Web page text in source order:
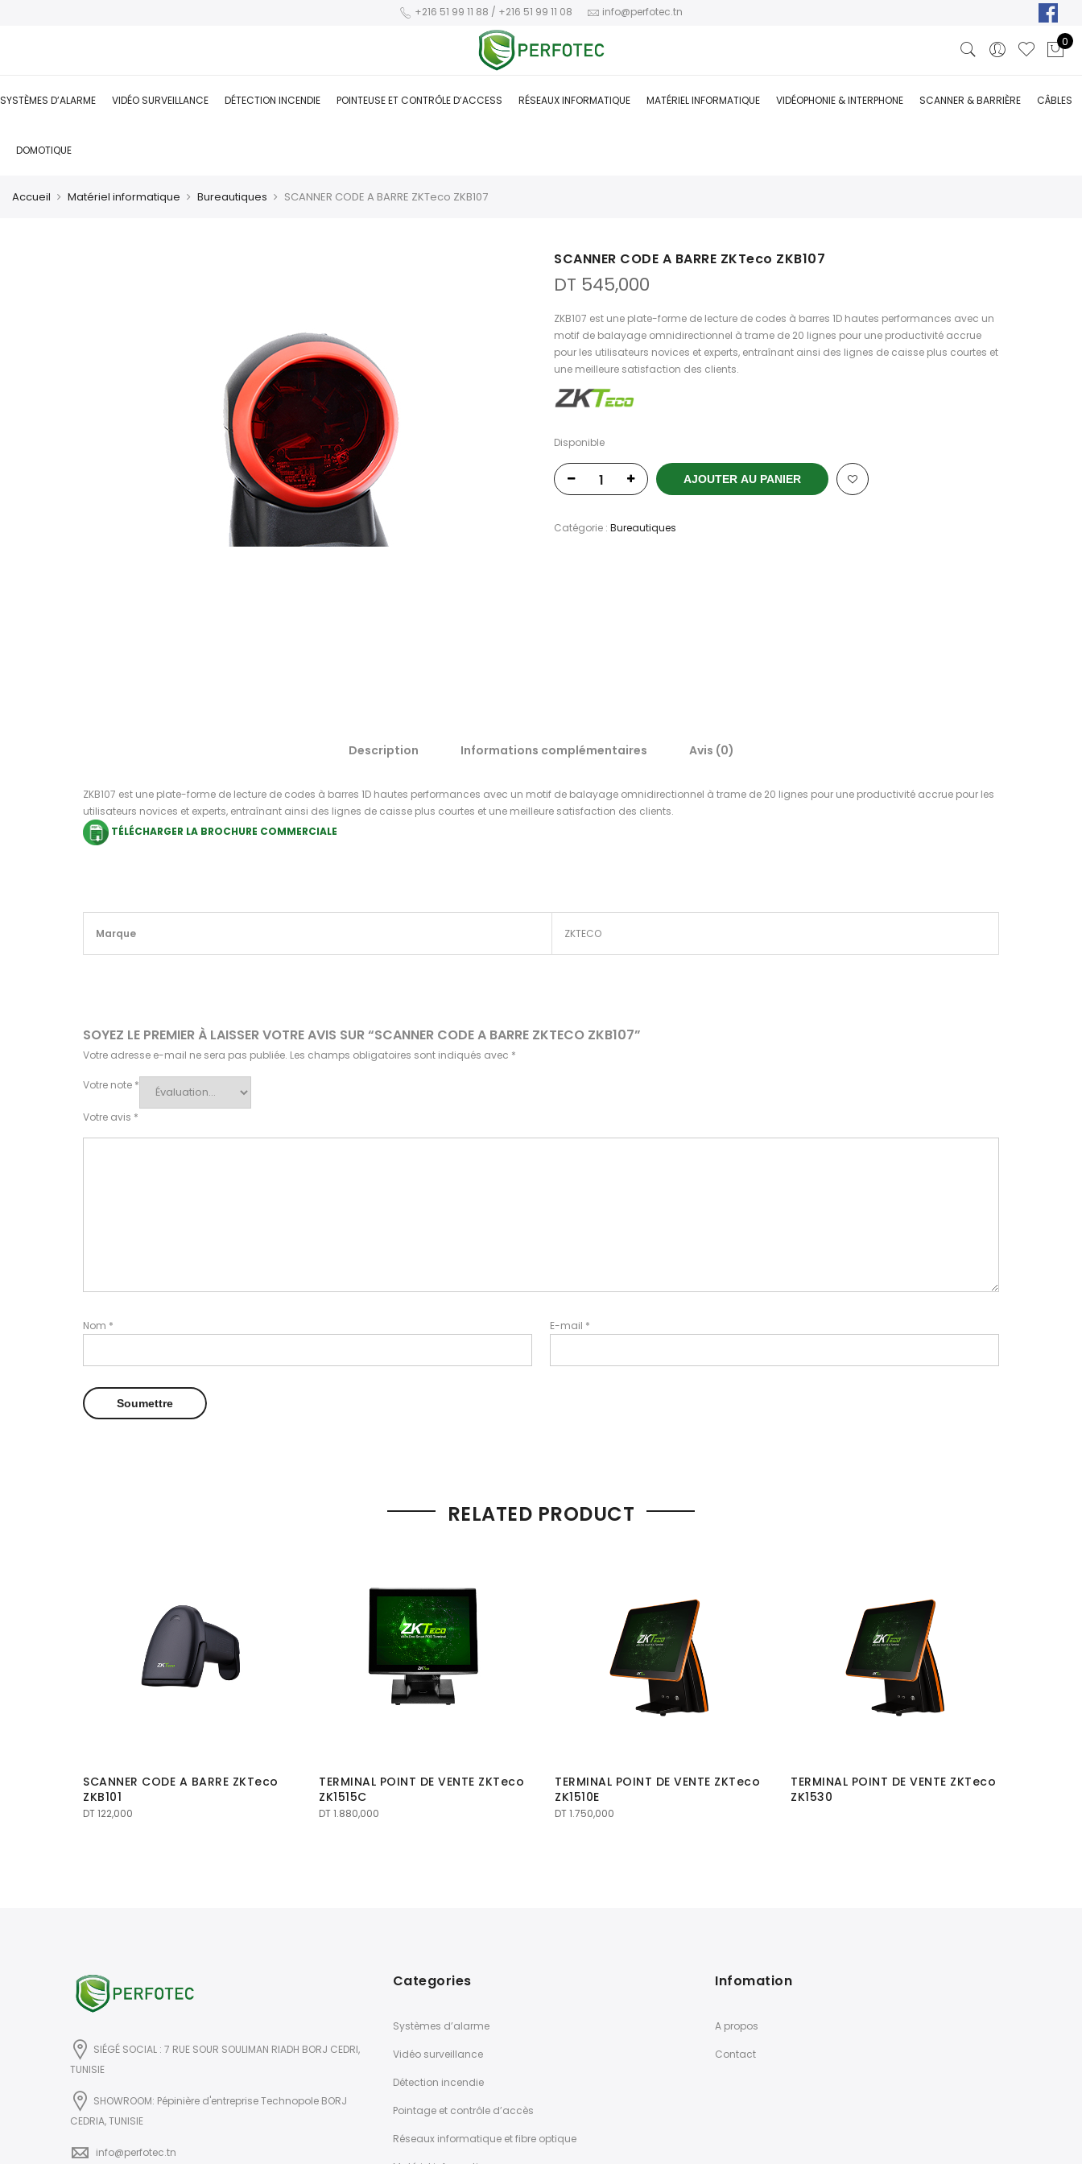
+216 51 99 11 88 / +216 51 99 11 08 info@perfotec.tn
0
SYSTÈMES D’ALARME VIDÉO SURVEILLANCE DÉTECTION INCENDIE POINTEUSE ET CONTRÔLE D’ACCESS RÉSEAUX INFORMATIQUE MATÉRIEL INFORMATIQUE VIDÉOPHONIE & INTERPHONE SCANNER & BARRIÈRE CÂBLES
DOMOTIQUE
Accueil Matériel informatique Bureautiques SCANNER CODE A BARRE ZKTeco ZKB107
SCANNER CODE A BARRE ZKTeco ZKB107
DT 545,000
ZKB107 est une plate-forme de lecture de codes à barres 1D hautes performances avec un
motif de balayage omnidirectionnel à trame de 20 lignes pour une productivité accrue
pour les utilisateurs novices et experts, entraînant ainsi des lignes de caisse plus courtes et
une meilleure satisfaction des clients.
Disponible
AJOUTER AU PANIER
Catégorie : Bureautiques
Description Informations complémentaires Avis (0)
ZKB107 est une plate-forme de lecture de codes à barres 1D hautes performances avec un motif de balayage omnidirectionnel à trame de 20 lignes pour une productivité accrue pour les
utilisateurs novices et experts, entraînant ainsi des lignes de caisse plus courtes et une meilleure satisfaction des clients.
TÉLÉCHARGER LA BROCHURE COMMERCIALE
Marque ZKTECO
SOYEZ LE PREMIER À LAISSER VOTRE AVIS SUR “SCANNER CODE A BARRE ZKTECO ZKB107”
Votre adresse e-mail ne sera pas publiée. Les champs obligatoires sont indiqués avec *
Votre note *
Votre avis *
Nom * E-mail *
RELATED PRODUCT
SCANNER CODE A BARRE ZKTeco
ZKB101
DT122,000
TERMINAL POINT DE VENTE ZKTeco
ZK1515C
DT1.880,000
TERMINAL POINT DE VENTE ZKTeco
ZK1510E
DT1.750,000
TERMINAL POINT DE VENTE ZKTeco
ZK1530
SIÉGÉ SOCIAL : 7 RUE SOUR SOULIMAN RIADH BORJ CEDRI,
TUNISIE
SHOWROOM: Pépinière d'entreprise Technopole BORJ
CEDRIA, TUNISIE
info@perfotec.tn
Categories
Systèmes d’alarme
Vidéo surveillance
Détection incendie
Pointage et contrôle d’accès
Réseaux informatique et fibre optique
Infomation
A propos
Contact